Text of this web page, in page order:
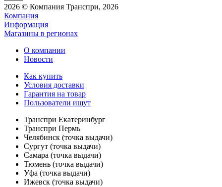
2026 © Компания Транспри, 2026
Компания
Информация
Магазины в регионах
О компании
Новости
Как купить
Условия доставки
Гарантия на товар
Пользователи ищут
Транспри Екатеринбург
Транспри Пермь
Челябинск (точка выдачи)
Сургут (точка выдачи)
Самара (точка выдачи)
Тюмень (точка выдачи)
Уфа (точка выдачи)
Ижевск (точка выдачи)